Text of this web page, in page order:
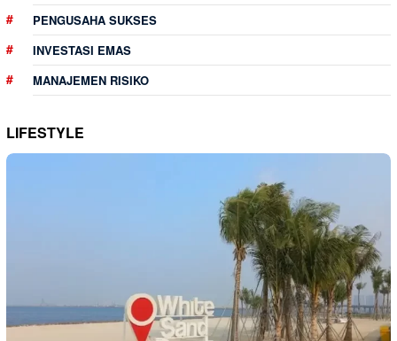
PENGUSAHA SUKSES
INVESTASI EMAS
MANAJEMEN RISIKO
LIFESTYLE